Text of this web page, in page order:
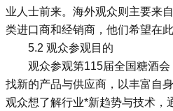
业人士前来。海外观众则主要来
类进口商和经销商，他们希望在
5.2 观众参观目的
观众参观第115届全国糖酒
找新的产品与供应商，以丰富自
观众想了解行业*新趋势与技术，